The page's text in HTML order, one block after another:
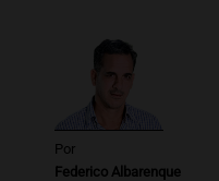
Por
Federico Albarenque